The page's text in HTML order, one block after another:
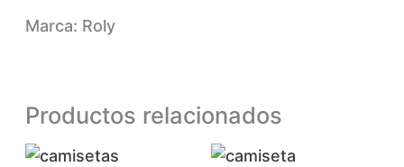
Marca: Roly
Productos relacionados